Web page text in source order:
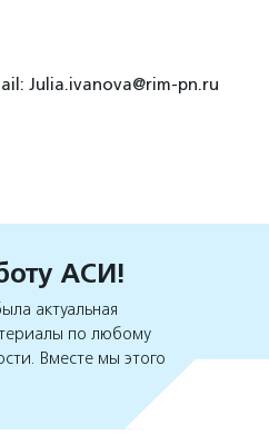
Julia.ivanova@rim-pn.ru
АСИ!
актуальная
по любому
Вместе мы этого